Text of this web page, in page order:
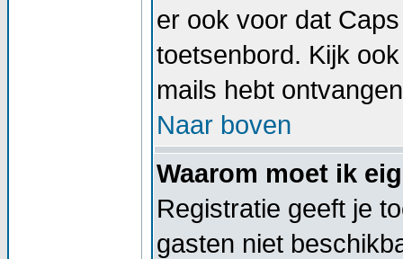
er ook voor dat
toetsenbord. Kijk
mails hebt
Naar boven
Waarom moet ik
Registratie geeft je
gasten niet